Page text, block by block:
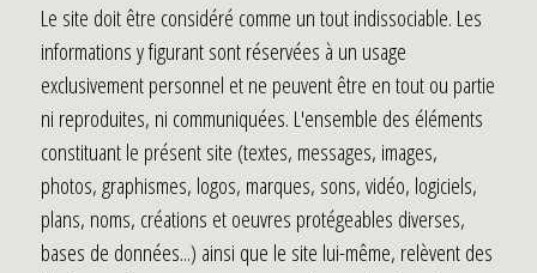
Le site doit être considéré comme un tout indissociable. Les
informations y figurant sont réservées à un usage
exclusivement personnel et ne peuvent être en tout ou partie
ni reproduites, ni communiquées. L'ensemble des éléments
constituant le présent site (textes, messages, images,
photos, graphismes, logos, marques, sons, vidéo, logiciels,
plans, noms, créations et oeuvres protégeables diverses,
bases de données...) ainsi que le site lui-même, relèvent des